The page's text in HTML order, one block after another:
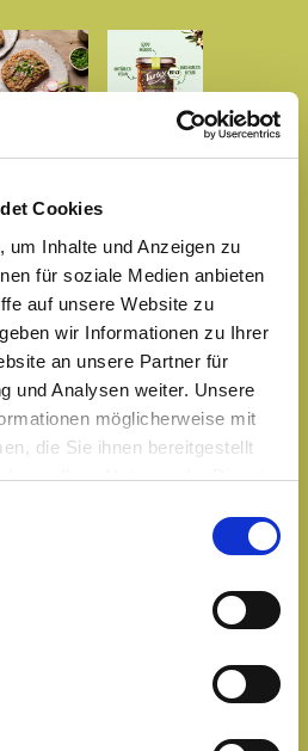
Cookies
um Inhalte und Anzeigen zu
für soziale Medien anbieten
auf unsere Website zu
wir Informationen zu Ihrer
an unsere Partner für
und Analysen weiter. Unsere
möglicherweise mit
die Sie ihnen bereitgestellt
Ihrer Nutzung der Dienste
Webseite weiterhin nutzen.
Lieber das! Unsere Lieber-
auf den Wunsch nach
Aufstrich mit ordentlich
mit ausgewählten Gewürzen
Biss sorgt sie für einen
dem Brot. Ganz ohne Fleisch